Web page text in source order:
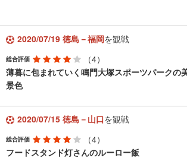
2020/07/19 徳島－福岡を観戦
総合評価
（4）
薄暮に包まれていく鳴門大塚スポーツパークの
景色
2020/07/15 徳島－山口を観戦
総合評価
（4）
フードスタンド灯さんのルーロー飯